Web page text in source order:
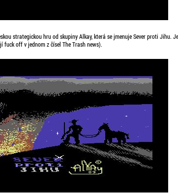
strategickou hru od skupiny Alkay, která se jmenuje Sever proti Jihu.
fuck off v jednom z čísel The Trash news).